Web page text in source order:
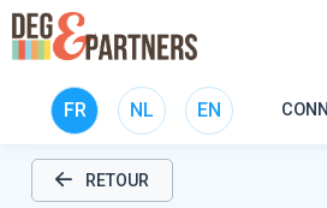
FR NL EN
RETOUR